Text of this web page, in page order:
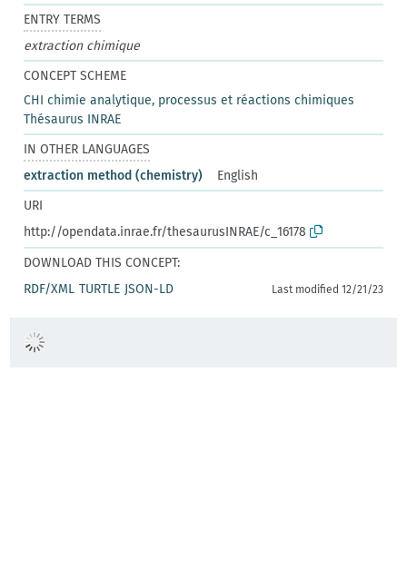
ENTRY TERMS
extraction chimique
CONCEPT SCHEME
CHI chimie analytique, processus et réactions chimiques
Thésaurus INRAE
IN OTHER LANGUAGES
extraction method (chemistry)
English
URI
http://opendata.inrae.fr/thesaurusINRAE/c_16178
DOWNLOAD THIS CONCEPT:
RDF/XML TURTLE JSON-LD Last modified 12/21/23